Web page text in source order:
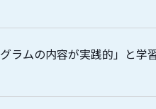
ラムの内容が実践的」と学